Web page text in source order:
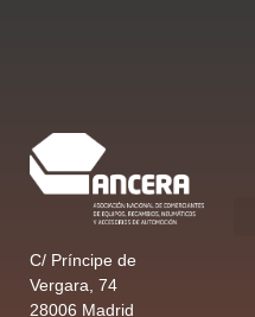
C/ Príncipe de
Vergara, 74
28006 Madrid